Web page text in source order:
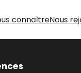
connaîtreNous